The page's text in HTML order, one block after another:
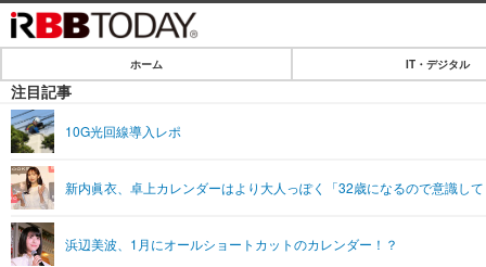
IT・デジタル
ショッピング
SPEED TEST
エンタメ
エンタメTOP
ライフ
ホーム IT・デジタル
注目記事
10G光回線導入レポ
新内眞衣、卓上カレンダーはより大人っぽく「32歳になるので意識し
浜辺美波、1月にオールショートカットのカレンダー！？